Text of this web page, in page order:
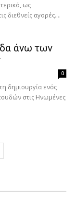
ως
διεθνείς αγορές....
άνω των
0
δημιουργία ενός
στις Ηνωμένες